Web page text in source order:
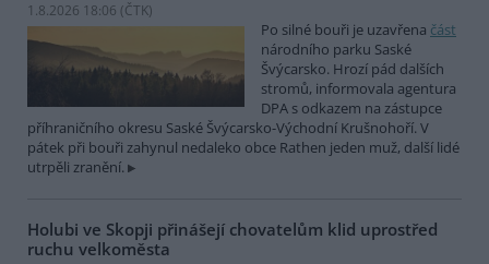
1.8.2026 18:06 (ČTK)
Po silné bouři je uzavřena část
národního parku Saské
Švýcarsko. Hrozí pád dalších
stromů, informovala agentura
DPA s odkazem na zástupce
příhraničního okresu Saské Švýcarsko-Východní Krušnohoří. V
pátek při bouři zahynul nedaleko obce Rathen jeden muž, další lidé
utrpěli zranění.
Holubi ve Skopji přinášejí chovatelům klid uprostřed
ruchu velkoměsta